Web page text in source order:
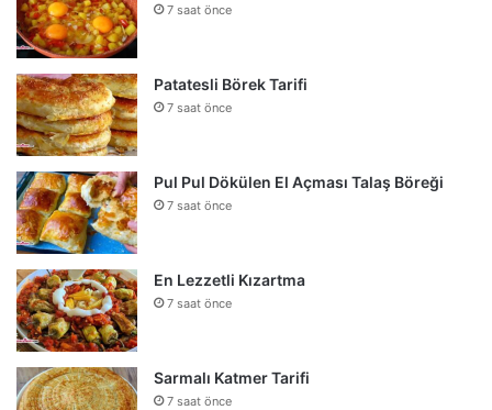
7 saat önce
Patatesli Börek Tarifi
7 saat önce
Pul Pul Dökülen El Açması Talaş Böreği
7 saat önce
En Lezzetli Kızartma
7 saat önce
Sarmalı Katmer Tarifi
7 saat önce